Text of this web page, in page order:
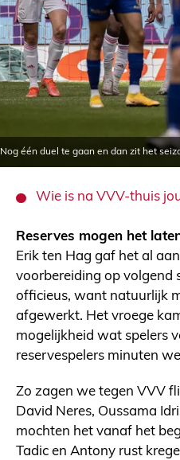
Nog één duel te gaan en dan zit het
Wie is na VVV-thuis
Reserves mogen het
Erik ten Hag gaf het al
voorbereiding op volgend
officieus, want natuurlijk
afgewerkt. Het vroege
mogelijkheid wat spelers
reservespelers minuten
Zo zagen we tegen VVV
David Neres, Oussama
mochten het vanaf het
Tadic en Antony rust